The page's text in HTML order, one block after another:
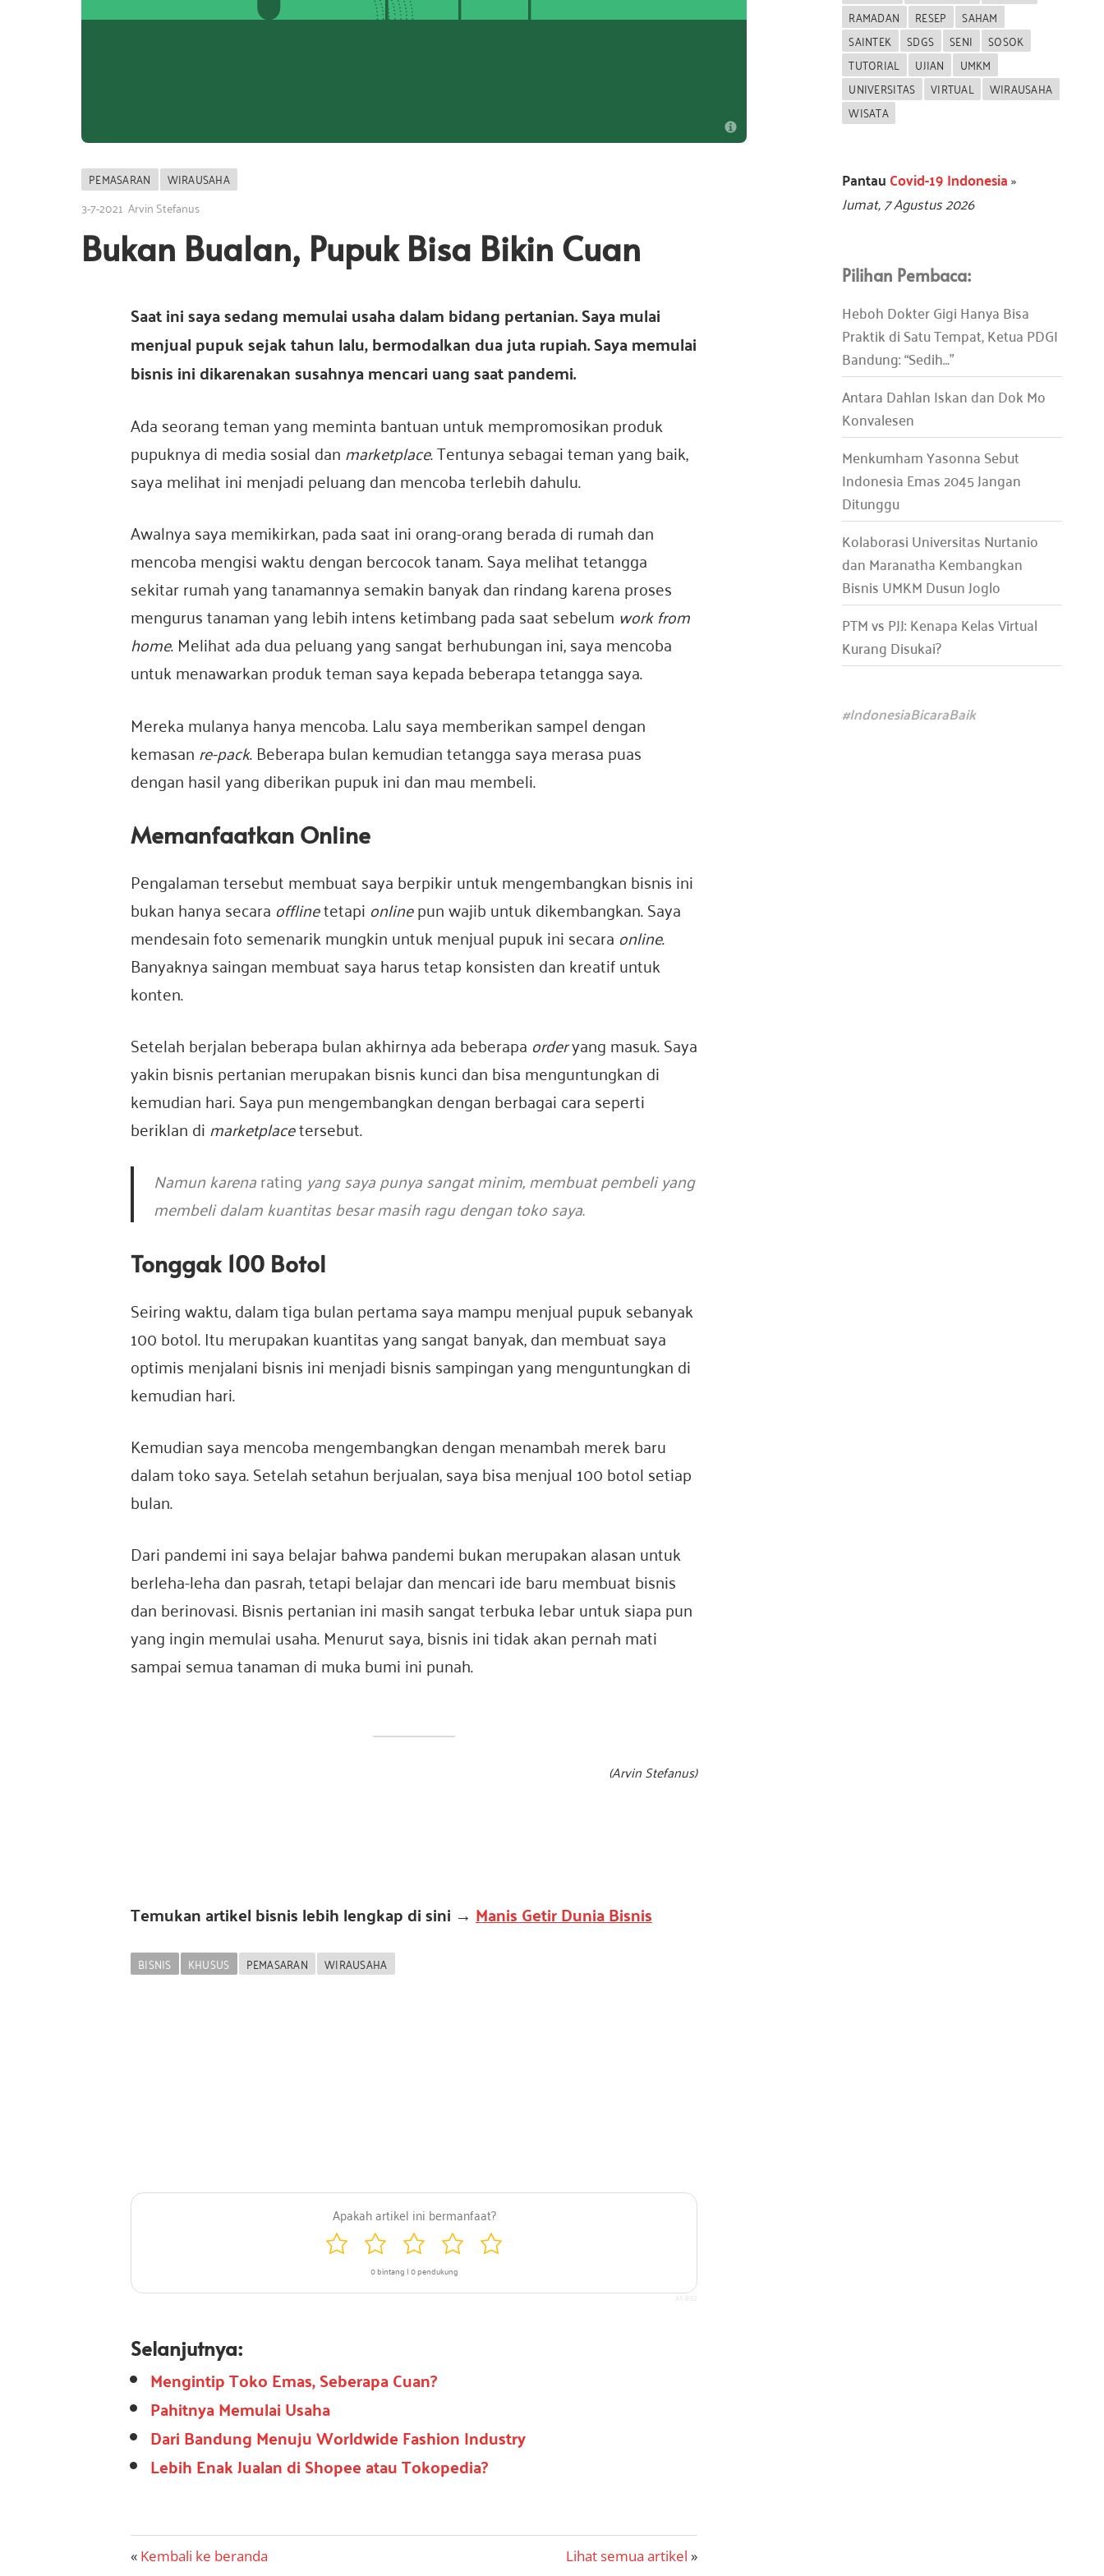
PEMASARAN
WIRAUSAHA
3-7-2021 Arvin Stefanus
Bukan Bualan, Pupuk Bisa Bikin Cuan
Saat ini saya sedang memulai usaha dalam bidang pertanian. Saya mulai
menjual pupuk sejak tahun lalu, bermodalkan dua juta rupiah. Saya memulai
bisnis ini dikarenakan susahnya mencari uang saat pandemi.
Ada seorang teman yang meminta bantuan untuk mempromosikan produk
pupuknya di media sosial danmarketplace. Tentunya sebagai teman yang baik,
saya melihat ini menjadi peluang dan mencoba terlebih dahulu.
Awalnya saya memikirkan, pada saat ini orang-orang berada di rumah dan
mencoba mengisi waktu dengan bercocok tanam. Saya melihat tetangga
sekitar rumah yang tanamannya semakin banyak dan rindang karena proses
mengurus tanaman yang lebih intens ketimbang pada saat sebelum work from
home. Melihat ada dua peluang yang sangat berhubungan ini, saya mencoba
untuk menawarkan produk teman saya kepada beberapa tetangga saya.
Mereka mulanya hanya mencoba. Lalu saya memberikan sampel dengan
kemasanre-pack. Beberapa bulan kemudian tetangga saya merasa puas
dengan hasil yang diberikan pupuk ini dan mau membeli.
Memanfaatkan Online
Pengalaman tersebut membuat saya berpikir untuk mengembangkan bisnis ini
bukan hanya secara offlinetetapi onlinepun wajib untuk dikembangkan. Saya
mendesain foto semenarik mungkin untuk menjual pupuk ini secara online.
Banyaknya saingan membuat saya harus tetap konsisten dan kreatif untuk
konten.
Setelah berjalan beberapa bulan akhirnya ada beberapa orderyang masuk. Saya
yakin bisnis pertanian merupakan bisnis kunci dan bisa menguntungkan di
kemudian hari. Saya pun mengembangkan dengan berbagai cara seperti
beriklan dimarketplacetersebut.
Namun karenarating yang saya punya sangat minim, membuat pembeli yang
membeli dalam kuantitas besar masih ragu dengan toko saya.
Tonggak 100 Botol
Seiring waktu, dalam tiga bulan pertama saya mampu menjual pupuk sebanyak
100 botol. Itu merupakan kuantitas yang sangat banyak, dan membuat saya
optimis menjalani bisnis ini menjadi bisnis sampingan yang menguntungkan di
kemudian hari.
Kemudian saya mencoba mengembangkan dengan menambah merek baru
dalam toko saya. Setelah setahun berjualan, saya bisa menjual 100 botol setiap
bulan.
Dari pandemi ini saya belajar bahwa pandemi bukan merupakan alasan untuk
berleha-leha dan pasrah, tetapi belajar dan mencari ide baru membuat bisnis
dan berinovasi. Bisnis pertanian ini masih sangat terbuka lebar untuk siapa pun
yang ingin memulai usaha. Menurut saya, bisnis ini tidak akan pernah mati
sampai semua tanaman di muka bumi ini punah.
(Arvin Stefanus)
Temukan artikel bisnis lebih lengkap di sini → Manis Getir Dunia Bisnis
BISNIS KHUSUS PEMASARAN WIRAUSAHA
0 bintang | 0 pendukung
1.992
Selanjutnya:
Mengintip Toko Emas, Seberapa Cuan?
Pahitnya Memulai Usaha
Dari Bandung Menuju Worldwide Fashion Industry
Lebih Enak Jualan di Shopee atau Tokopedia?
TT
Kembali ke beranda
T
Lihat semua artikel
RAMADAN
RESEP
SAHAM
SAINTEK
SDGS SENI
SOSOK
TUTORIAL
UJIAN
UMKM
UNIVERSITAS
VIRTUAL
WIRAUSAHA
WISATA
PantauCovid-19 Indonesia»
Jumat, 7 Agustus 2026
Pilihan Pembaca:
Heboh Dokter Gigi Hanya Bisa
Praktik di Satu Tempat, Ketua PDGI
Bandung: “Sedih…”
Antara Dahlan Iskan dan Dok Mo
Konvalesen
Menkumham Yasonna Sebut
Indonesia Emas 2045 Jangan
Ditunggu
Kolaborasi Universitas Nurtanio
dan Maranatha Kembangkan
Bisnis UMKM Dusun Joglo
PTM vs PJJ: Kenapa Kelas Virtual
Kurang Disukai?